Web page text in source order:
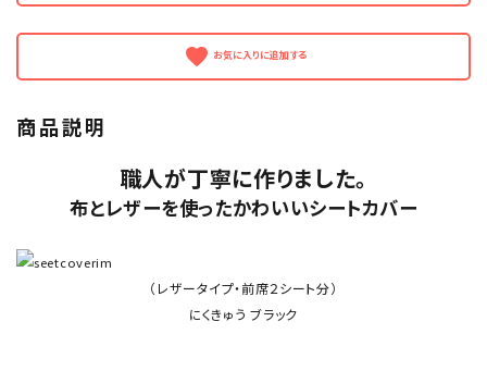
favorite
商品説明
職人が丁寧に作りました。
布とレザーを使ったかわいいシートカバー
（レザータイプ・前席２シート分）
にくきゅう ブラック